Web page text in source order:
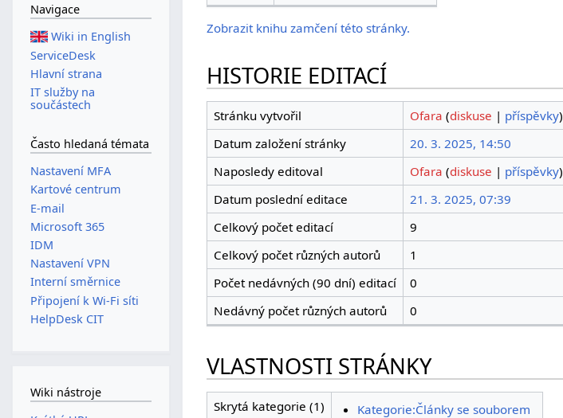
Zobrazit knihu zamčení této stránky.
HISTORIE EDITACÍ
Stránku vytvořil Ofara (diskuse | příspěvky)
Datum založení stránky
20. 3. 2025, 14:50
Naposledy editoval
Ofara (diskuse | příspěvky)
Datum poslední editace
21. 3. 2025, 07:39
Celkový počet editací
9
Celkový počet různých autorů
1
Počet nedávných (90 dní) editací
0
Nedávný počet různých autorů
0
VLASTNOSTI STRÁNKY
Skrytá kategorie (1) Kategorie:Články se souborem
Navigace
Wiki in English
ServiceDesk
Hlavní strana
IT služby na
součástech
Často hledaná témata
Nastavení MFA
Kartové centrum
E-mail
Microsoft 365
IDM
Nastavení VPN
Interní směrnice
Připojení k Wi-Fi síti
HelpDesk CIT
Wiki nástroje